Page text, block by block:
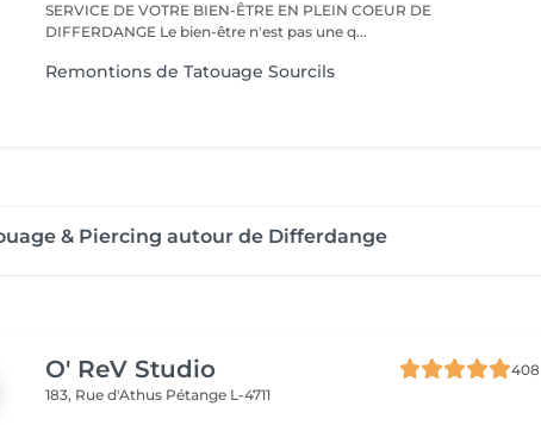
SERVICE DE VOTRE BIEN-ÊTRE EN PLEIN COEUR DE
DIFFERDANGE Le bien-être n'est pas une q...
Remontions de Tatouage Sourcils
& Piercing autour de Differdange
O' ReV Studio
408
183, Rue d'Athus Pétange L-4711